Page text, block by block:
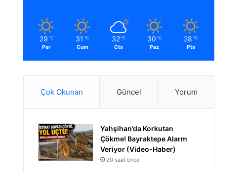
29 ℃
Per
31 ℃
Cum
32 ℃
Cts
30 ℃
Paz
28 ℃
Pts
Çok Okunan Güncel Yorum
Yahşihan’da Korkutan
Çökme! Bayraktepe Alarm
Veriyor (Video-Haber)
20 saat önce